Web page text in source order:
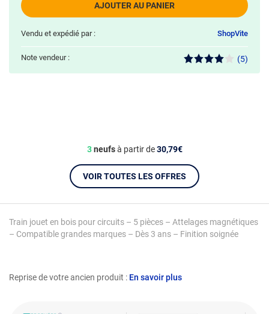
Reprise de votre ancien produit : En savoir plus
Train jouet en bois pour circuits – 5 pièces – Attelages magnétiques
– Compatible grandes marques – Dès 3 ans – Finition soignée
AJOUTER AU PANIER
Vendu et expédié par : ShopVite
Note vendeur : (5)
3neufsà partir de30,79€
VOIR TOUTES LES OFFRES